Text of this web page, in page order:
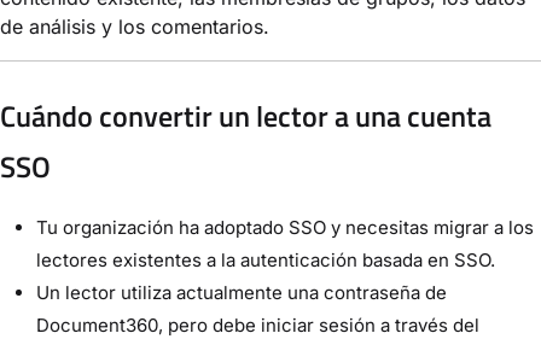
de análisis y los comentarios.
Cuándo convertir un lector a una cuenta
SSO
Tu organización ha adoptado SSO y necesitas migrar a los
lectores existentes a la autenticación basada en SSO.
Un lector utiliza actualmente una contraseña de
Document360, pero debe iniciar sesión a través del